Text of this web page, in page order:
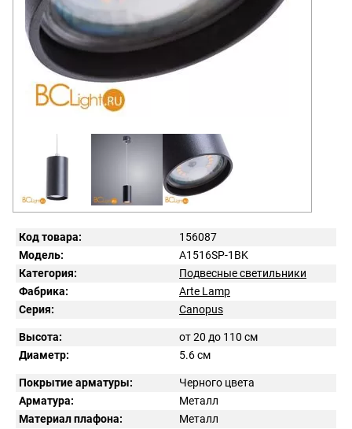
Код товара:
156087
Модель:
A1516SP-1BK
Категория:
Подвесные светильники
Фабрика:
Arte Lamp
Серия:
Canopus
Высота:
от 20 до 110 см
Диаметр:
5.6 см
Покрытие арматуры:
Черного цвета
Арматура:
Металл
Материал плафона:
Металл